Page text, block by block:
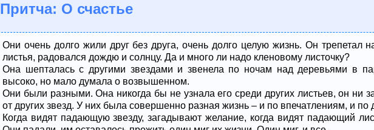
Притча: О счастье
Они очень долго жили друг без друга, очень долго целую жизнь. Он трепетал
листья, радовался дождю и солнцу. Да и много ли надо кленовому листочку?
Она шепталась с другими звездами и звенела по ночам над деревьями в
высоко, но мало думала о возвышенном.
Они были разными. Она никогда бы не узнала его среди других листьев, он ни
от других звезд. У них была совершенно разная жизнь – и по впечатлениям, и по
Когда видят падающую звезду, загадывают желание, когда видят падающий